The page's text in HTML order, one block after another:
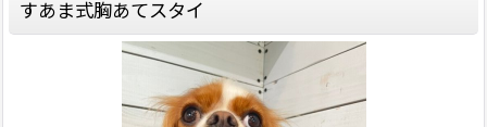
すあま式胸あてスタイ